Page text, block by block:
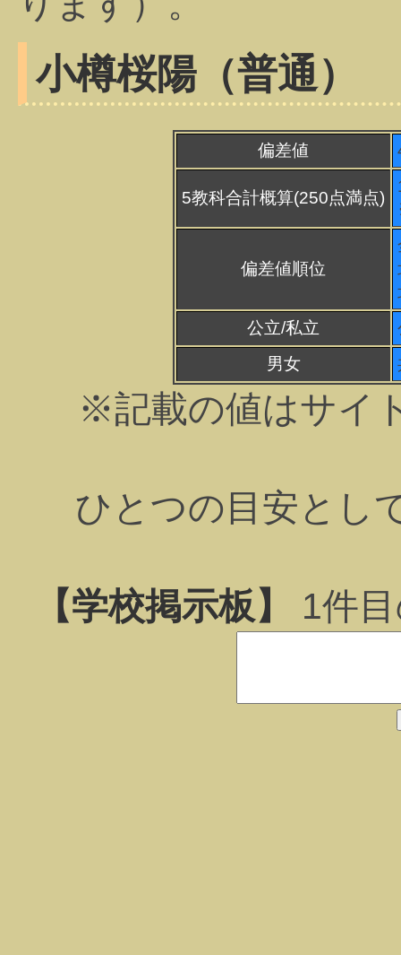
小樽桜陽（普通）
偏差値
5教科合計概算(250点満点)
偏差値順位
公立/私立
男女
※記載の値はサイ
ひとつの目安とし
【学校掲示板】 1件